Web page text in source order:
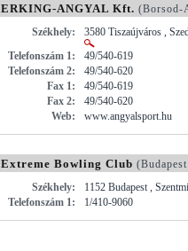
ERKING-ANGYAL Kft. (Borsod-
Székhely:
3580 Tiszaújváros ,
Telefonszám 1:
49/540-619
Telefonszám 2:
49/540-620
Fax 1:
49/540-619
Fax 2:
49/540-620
Web:
www.angyalsport.hu
Extreme Bowling Club
Székhely:
1152 Budapest ,
Telefonszám 1:
1/410-9060